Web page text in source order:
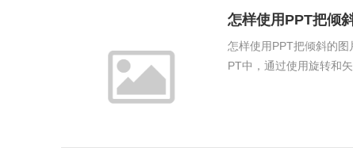
怎样使用PPT把倾
怎样使用PPT把倾斜的
PT中，通过使用旋转和